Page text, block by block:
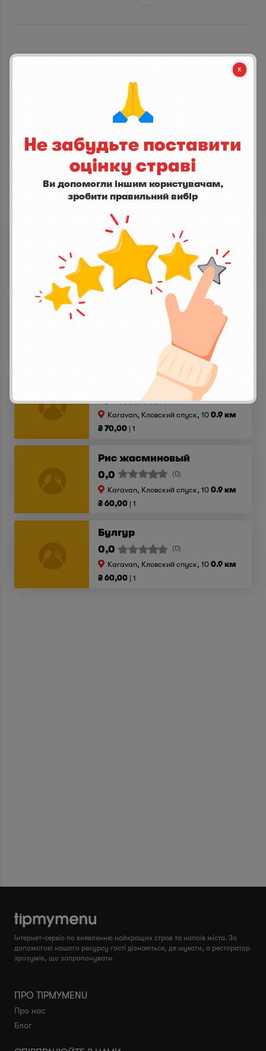
СТАНЬ ПЕРШИМ ХТО ДОДАСТЬ ВІДГУК
написати відгук
0,0
(0)
Karavan, Кловский спуск, 100.9 км
₴ 89,00
1
Грибы портобелло гриль
Karavan, Кловский спуск, 10
0.9 км
Картофель фри
0,0
(0)
Karavan, Кловский спуск, 100.9 км
₴ 70,00
1
Рис жасминовый
0,0
(0)
Karavan, Кловский спуск, 100.9 км
₴ 60,00
1
Булгур
0,0
(0)
Karavan, Кловский спуск, 100.9 км
₴ 60,00
1
Інтернет-сервіс по виявленню найкращих страв та напоїв міста. За
допомогою нашого ресурсу гості дізнаються, де шукати, а ресторатор
зрозуміє, що запропонувати.
ПРО TIPMYMENU
Про нас
Блог
Не забудьте поставити
оцінку страві
Ви допомогли іншим користувачам,
зробити правильний вибір